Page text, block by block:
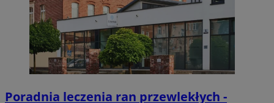
Poradnia leczenia ran przewlekłych -